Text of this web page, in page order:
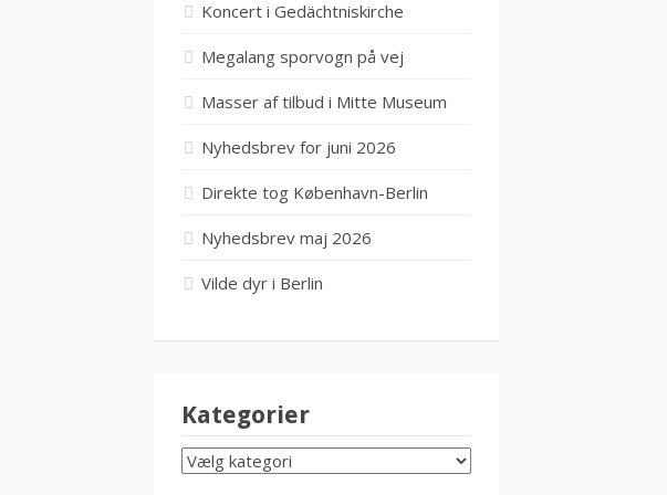
Koncert i Gedächtniskirche
Megalang sporvogn på vej
Masser af tilbud i Mitte Museum
Nyhedsbrev for juni 2026
Direkte tog København-Berlin
Nyhedsbrev maj 2026
Vilde dyr i Berlin
Kategorier
KATEGORIER